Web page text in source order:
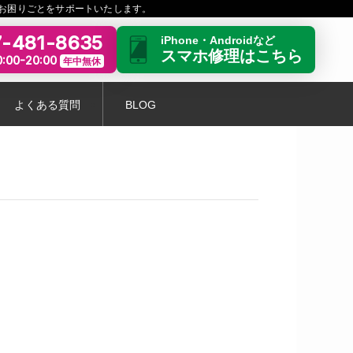
りごとをサポートいたします。
481-8635
20:00 年中無休
iPhone・Androidなど
スマホ修理はこちら
よくある質問 BLOG